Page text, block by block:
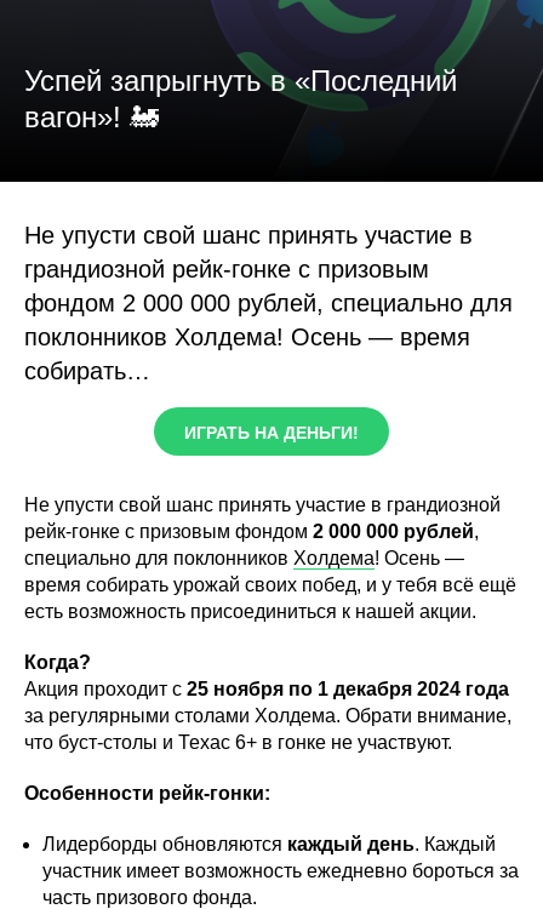
Успей запрыгнуть в «Последний
вагон»! 🚂
Не упусти свой шанс принять участие в
грандиозной рейк-гонке с призовым
фондом 2 000 000 рублей, специально для
поклонников Холдема! Осень — время
собирать…
ИГРАТЬ НА ДЕНЬГИ!
Не упусти свой шанс принять участие в грандиозной
рейк-гонке с призовым фондом 2 000 000 рублей,
специально для поклонников Холдема! Осень —
время собирать урожай своих побед, и у тебя всё ещё
есть возможность присоединиться к нашей акции.
Когда?
Акция проходит с 25 ноября по 1 декабря 2024 года
за регулярными столами Холдема. Обрати внимание,
что буст-столы и Техас 6+ в гонке не участвуют.
Особенности рейк-гонки:
Лидерборды обновляются каждый день. Каждый
участник имеет возможность ежедневно бороться за
часть призового фонда.